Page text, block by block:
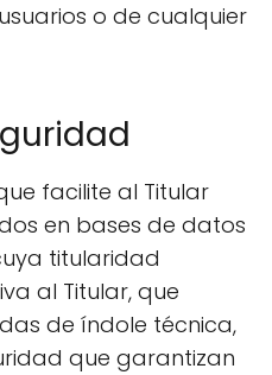
o de cualquier
facilite al Titular
en bases de datos
titularidad
al Titular, que
de índole técnica,
que garantizan